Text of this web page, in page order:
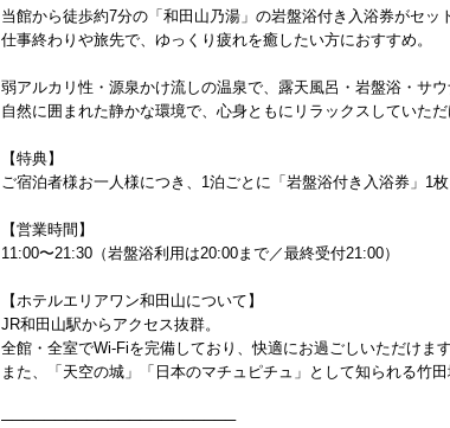
当館から徒歩約7分の「和田山乃湯」の岩盤浴付き入浴券がセッ
仕事終わりや旅先で、ゆっくり疲れを癒したい方におすすめ。
弱アルカリ性・源泉かけ流しの温泉で、露天風呂・岩盤浴・サウ
自然に囲まれた静かな環境で、心身ともにリラックスしていただ
【特典】
ご宿泊者様お一人様につき、1泊ごとに「岩盤浴付き入浴券」1
【営業時間】
11:00〜21:30（岩盤浴利用は20:00まで／最終受付21:00）
【ホテルエリアワン和田山について】
JR和田山駅からアクセス抜群。
全館・全室でWi-Fiを完備しており、快適にお過ごしいただけます
また、「天空の城」「日本のマチュピチュ」として知られる竹
──────────────────────